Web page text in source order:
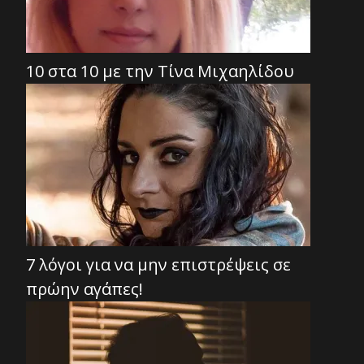
10 στα 10 με την Τίνα Μιχαηλίδου
7 λόγοι για να μην επιστρέψεις σε
πρώην αγάπες!